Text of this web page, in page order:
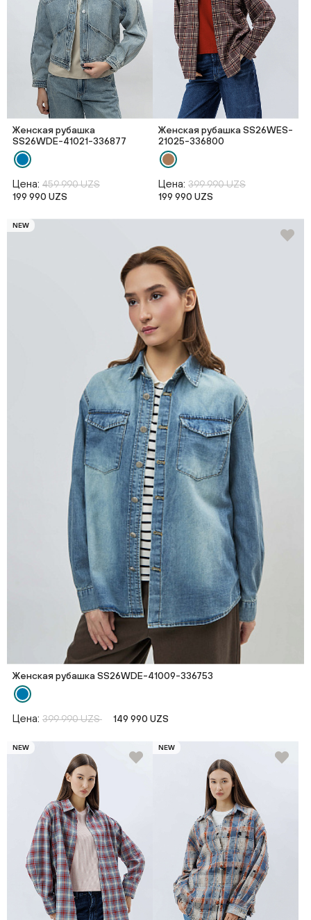
Женская рубашка
SS26WDE-41021-336877
Цена: 459 990 UZS
199 990 UZS
Женская рубашка SS26WES-
21025-336800
Цена: 399 990 UZS
199 990 UZS
NEW
Женская рубашка SS26WDE-41009-336753
Цена: 399 990 UZS 149 990 UZS
NEW NEW